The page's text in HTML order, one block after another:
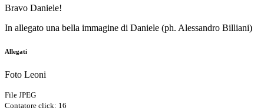
Bravo Daniele!
In allegato una bella immagine di Daniele (ph. Alessandro Billiani)
Allegati
Foto Leoni
File JPEG
Contatore click: 16